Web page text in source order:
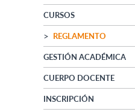
CURSOS
REGLAMENTO
GESTIÓN ACADÉMICA
CUERPO DOCENTE
INSCRIPCIÓN